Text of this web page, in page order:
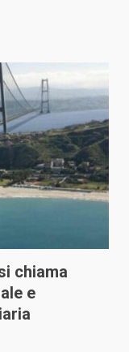
chiama
e